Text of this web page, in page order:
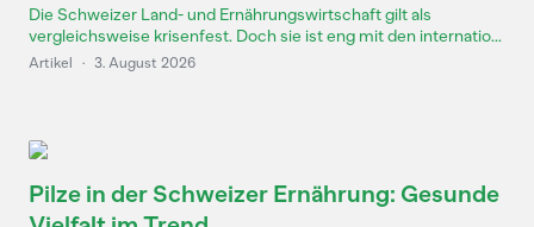
Die Schweizer Land- und Ernährungswirtschaft gilt als
vergleichsweise krisenfest. Doch sie ist eng mit den internatio...
Artikel · 3. August 2026
Pilze in der Schweizer Ernährung: Gesunde